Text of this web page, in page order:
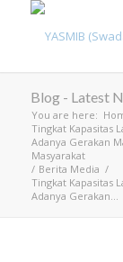
Blog - Latest
You are here:
Tingkat Kapasitas
Adanya Gerakan
Masyarakat
/ Berita Media /
Tingkat Kapasitas
Adanya Gerakan...